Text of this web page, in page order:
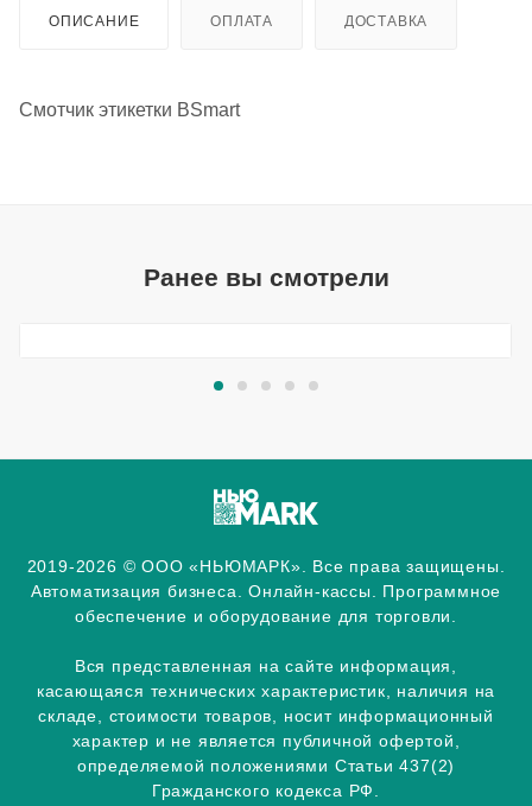
ОПИСАНИЕ ОПЛАТА ДОСТАВКА
Смотчик этикетки BSmart
Ранее вы смотрели
2019-2026 © ООО «НЬЮМАРК». Все права защищены.
Автоматизация бизнеса. Онлайн-кассы. Программное
обеспечение и оборудование для торговли.
Вся представленная на сайте информация,
касающаяся технических характеристик, наличия на
складе, стоимости товаров, носит информационный
характер и не является публичной офертой,
определяемой положениями Статьи 437(2)
Гражданского кодекса РФ.